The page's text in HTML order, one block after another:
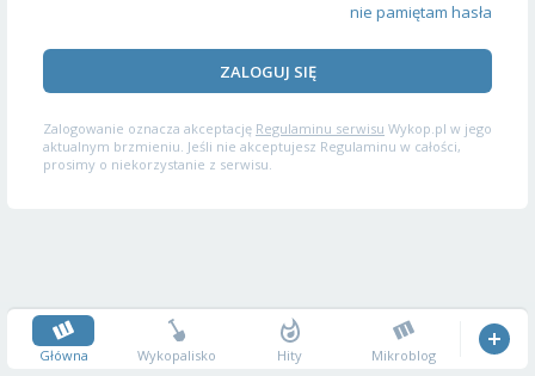
nie pamiętam hasła
ZALOGUJ SIĘ
Zalogowanie oznacza akceptację Regulaminu serwisu Wykop.pl w jego
aktualnym brzmieniu. Jeśli nie akceptujesz Regulaminu w całości,
prosimy o niekorzystanie z serwisu.
Główna Wykopalisko Hity Mikroblog